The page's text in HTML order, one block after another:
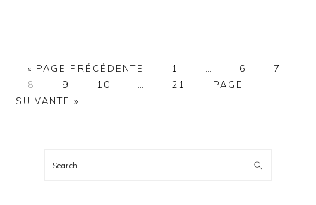
« ALLER
LA
PAGE PRÉCÉDENTE PAGE
1
provisoires
PAGE
6 PAGE
7
PAGE
8 PAGE
9 PAGE
10 PAGE
21
ALLER
PAGE
SUIVANTE »
LATÉRALE
Search